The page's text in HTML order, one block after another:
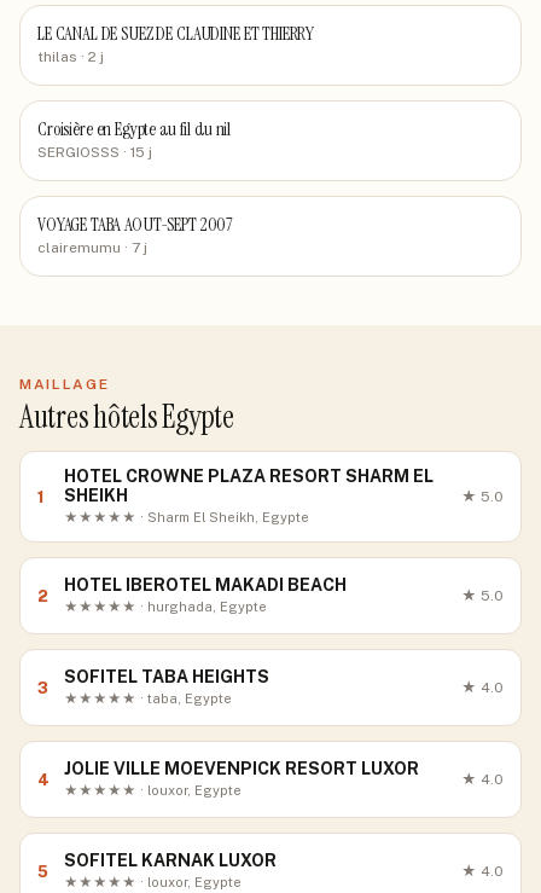
LE CANAL DE SUEZ DE CLAUDINE ET THIERRY
thilas · 2 j
Croisière en Egypte au fil du nil
SERGIOSSS · 15 j
VOYAGE TABA AOUT-SEPT 2007
clairemumu · 7 j
MAILLAGE
Autres hôtels Egypte
1
HOTEL CROWNE PLAZA RESORT SHARM EL
SHEIKH
★★★★★ · Sharm El Sheikh, Egypte
★ 5.0
2
HOTEL IBEROTEL MAKADI BEACH
★★★★★ · hurghada, Egypte
★ 5.0
3
SOFITEL TABA HEIGHTS
★★★★★ · taba, Egypte
★ 4.0
4
JOLIE VILLE MOEVENPICK RESORT LUXOR
★★★★★ · louxor, Egypte
★ 4.0
5
SOFITEL KARNAK LUXOR
★★★★★ · louxor, Egypte
★ 4.0